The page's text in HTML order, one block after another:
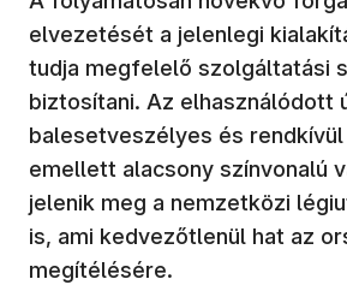
elvezetését a jelenlegi
tudja megfelelő szolgáltatási
biztosítani. Az elhasználódott
balesetveszélyes és
emellett alacsony színvonalú
jelenik meg a nemzetközi
is, ami kedvezőtlenül hat az
megítélésére.